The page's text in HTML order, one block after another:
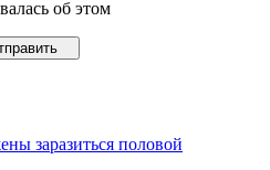
об этом
заразиться половой